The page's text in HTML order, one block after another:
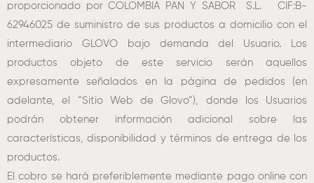
proporcionado por COLOMBIA PAN Y SABOR S.L. CIF:B-
62946025 de suministro de sus productos a domicilio con el
intermediario GLOVO bajo demanda del Usuario. Los
productos objeto de este servicio serán aquellos
expresamente señalados en la página de pedidos (en
adelante, el “Sitio Web de Glovo”), donde los Usuarios
podrán obtener información adicional sobre las
características, disponibilidad y términos de entrega de los
productos.
El cobro se hará preferiblemente mediante pago online con